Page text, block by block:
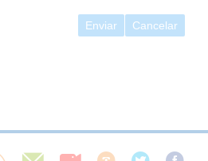
Enviar Cancelar